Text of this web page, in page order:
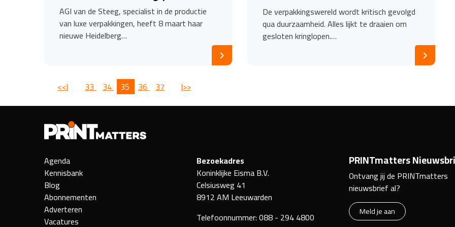
AGI van de Steeg, specialist in de productie
van luxe verpakkingen, heeft 8 maart haar
nieuwe Heidelberg…
De verpakkingswereld wordt kritisch gevolgd
qua duurzaamheid. Alles lijkt te draaien om
gesloten kringlopen.…
<<| 33 34 35 36 37 |>>
Agenda
Kennisbank
Blog
Abonnementen
Adverteren
Vacatures
Bezoekadres
Koninklijke Eisma B.V.
Celsiusweg 41
8912 AM Leeuwarden
Telefoonnummer:088 - 294 4800
PRINTmatters
Ontvang jij de PRINTmatters
nieuwsbrief al?
Meld je aan